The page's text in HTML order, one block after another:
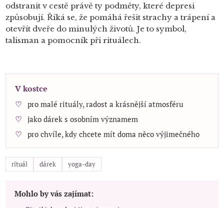
odstranit v cestě právě ty podměty, které depresi
způsobují. Říká se, že pomáhá řešit strachy a trápení a
otevřít dveře do minulých životů. Je to symbol,
talisman a pomocník při rituálech.
V kostce
pro malé rituály, radost a krásnější atmosféru
jako dárek s osobním významem
pro chvíle, kdy chcete mít doma něco výjimečného
rituál dárek yoga-day
Mohlo by vás zajímat: